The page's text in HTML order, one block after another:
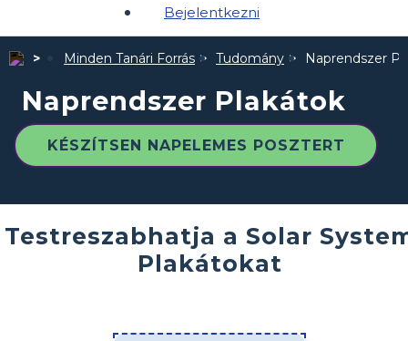
Bejelentkezni
Minden Tanári Forrás Tudomány Naprendszer
Naprendszer Plakátok
KÉSZÍTSEN NAPELEMES POSZTERT
Testreszabhatja a Solar
Plakátokat